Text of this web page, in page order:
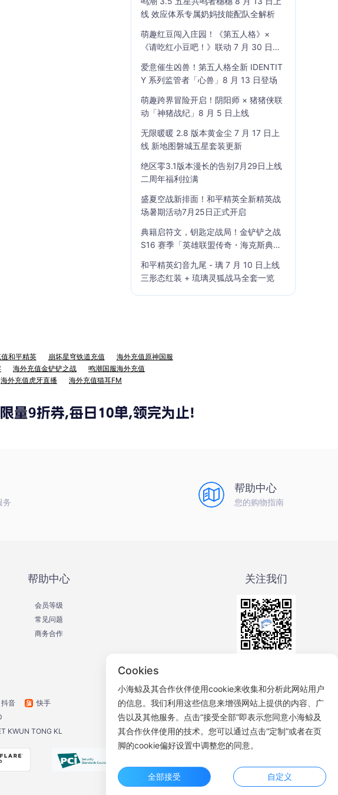
线 效应体系专属奶妈技能配队全解析
萌趣红豆闯入庄园！《第五人格》×
《请吃红小豆吧！》联动 7 月 30 日开
爱意催生凶兽！第五人格全新 IDENTIT
Y 系列监管者「心兽」8 月 13 日登场
萌趣跨界冒险开启！阴阳师 × 猪猪侠联
动「神猪战纪」8 月 5 日上线
无限暖暖 2.8 版本黄金尘 7 月 17 日上
线 新地图磐城五星套装更新
绝区零3.1版本漫长的告别7月29日上线
二周年福利拉满
盛夏空战新排面！和平精英全新精英战
场暑期活动7月25日正式开启
典籍启符文，钥匙定战局！金铲铲之战
S16 赛季「英雄联盟传奇・海克斯典
和平精英幻音九尾 - 璃 7 月 10 日上线
三形态红装 + 琉璃灵狐战马全套一览
和平精英 崩坏星穹铁道充值
海外充值原神国服
海外充值金铲铲之战
鸣潮国服海外充值
海外充值虎牙直播 海外充值猫耳FM
务
帮助中心
您的购物指南
帮助中心
会员等级
常见问题
商务合作
关注我们
抖音
快手
KWUN TONG KL
Cookies
小海鲸及其合作伙伴使用cookie来收集和分析此网站用户
的信息。我们利用这些信息来增强网站上提供的内容、广
告以及其他服务。点击“接受全部”即表示您同意小海鲸及
其合作伙伴使用的技术。您可以通过点击“定制”或者在页
脚的cookie偏好设置中调整您的同意。
全部接受 自定义